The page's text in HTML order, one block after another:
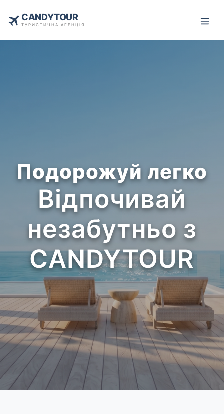
CANDYTOUR
ТУРИСТИЧНА АГЕНЦІЯ
Подорожуй легко
Відпочивай
незабутньо з
CANDYTOUR